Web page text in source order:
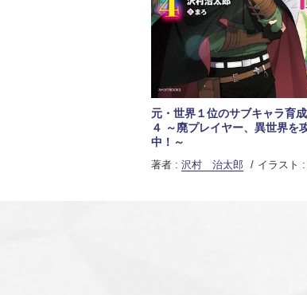
元・世界１位のサブキャラ育
４ ～廃プレイヤー、異世界を
中！～
著者 : 沢村 治太郎 イラスト :